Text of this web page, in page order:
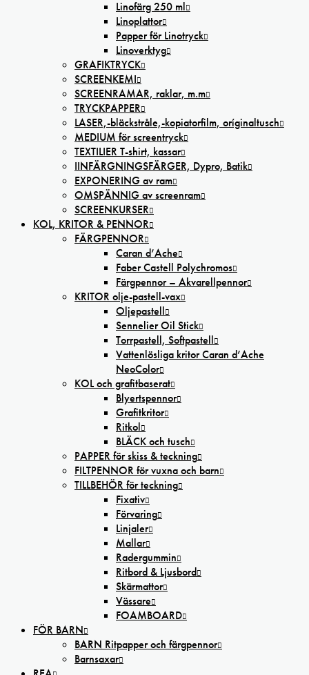
Linofärg 250 ml
Linoplattor
Papper för Linotryck
Linoverktyg
GRAFIKTRYCK
SCREENKEMI
SCREENRAMAR, raklar, m.m
TRYCKPAPPER
LASER,-bläckstråle,-kopiatorfilm, oríginaltusch
MEDIUM för screentryck
TEXTILIER T-shirt, kassar
IINFÄRGNINGSFÄRGER, Dypro, Batik
EXPONERING av ram
OMSPÄNNIG av screenram
SCREENKURSER
KOL, KRITOR & PENNOR
FÄRGPENNOR
Caran d’Ache
Faber Castell Polychromos
Färgpennor – Akvarellpennor
KRITOR olje-pastell-vax
Oljepastell
Sennelier Oil Stick
Torrpastell, Softpastell
Vattenlösliga kritor Caran d’Ache
NeoColor
KOL och grafitbaserat
Blyertspennor
Grafitkritor
Ritkol
BLÄCK och tusch
PAPPER för skiss & teckning
FILTPENNOR för vuxna och barn
TILLBEHÖR för teckning
Fixativ
Förvaring
Linjaler
Mallar
Radergummin
Ritbord & Ljusbord
Skärmattor
Vässare
FOAMBOARD
FÖR BARN
BARN Ritpapper och färgpennor
Barnsaxar